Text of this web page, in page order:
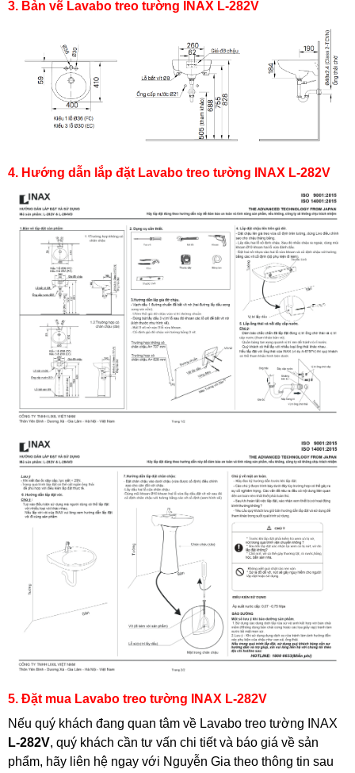
3. Bản vẽ Lavabo treo tường INAX L-282V
4. Hướng dẫn lắp đặt Lavabo treo tường INAX L-282V
5. Đặt mua Lavabo treo tường INAX L-282V
Nếu quý khách đang quan tâm về Lavabo treo tường INAX
L-282V, quý khách cần tư vấn chi tiết và báo giá về sản
phẩm, hãy liên hệ ngay với Nguyễn Gia theo thông tin sau